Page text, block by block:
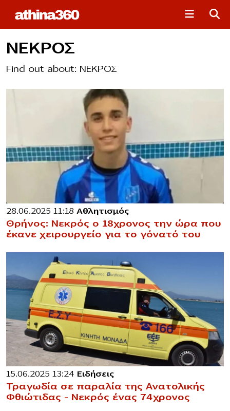
ΝΕΚΡΟΣ
Find out about: ΝΕΚΡΟΣ
28.06.2025 11:18 Αθλητισμός
Θρήνος: Νεκρός ο 18χρονος την ώρα που
έκανε χειρουργείο για το γόνατό του
15.06.2025 13:24 Ειδήσεις
Τραγωδία σε παραλία της Ανατολικής
Φθιώτιδας – Νεκρός ένας 74χρονος